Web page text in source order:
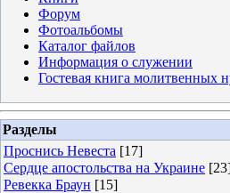
Форум
Фотоальбомы
Каталог файлов
Информация о служении
Гостевая книга молитвенных
Разделы
Проснись Невеста [17]
Сердце апостольства на Украине
Ревекка Браун [15]